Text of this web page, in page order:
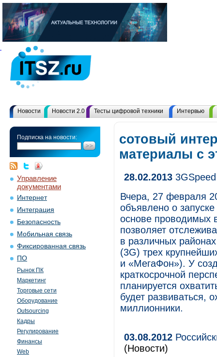
Новости Новости 2.0 Тесты цифровой техники Интервью
Подписка на новости:
Управление
документами
Интернет
Интеграция
Безопасность
Мобильная связь
Фиксированная связь
ПО
Рынок ПК
Маркетинг
Торговые сети
Оборудование
Outsourcing
Кадры
Регулирование
Финансы
Web
сотовый
материалы с
28.02.2013
Вчера, 27 февраля
объявлено о
основе проводимых
позволяет
в различных
(3G) трех
и «МегаФон»). У
краткосрочной
планируется
будет развиваться,
миллионники.
03.08.2012
(Новости)